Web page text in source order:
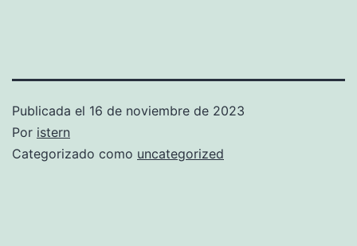
Publicada el 16 de noviembre de 2023
Por istern
Categorizado como uncategorized